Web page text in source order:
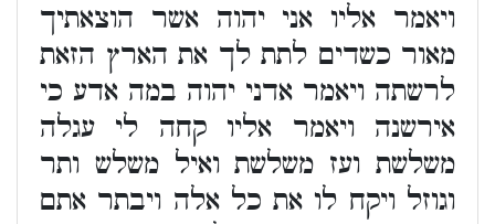
ויאמר אליו אני יהוה אשר הוצאתיך
מאור כשדים לתת לך את הארץ הזאת
לרשתה ויאמר אדני יהוה במה אדע כי
אירשנה ויאמר אליו קחה לי עגלה
משלשת ועז משלשת ואיל משלש ותר
וגוזל ויקח לו את כל אלה ויבתר אתם